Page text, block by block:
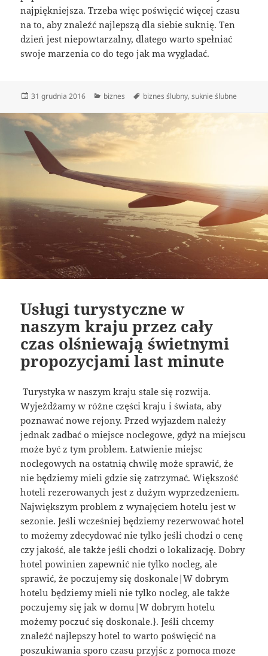
najpiękniejsza. Trzeba więc poświęcić więcej czasu
na to, aby znaleźć najlepszą dla siebie suknię. Ten
dzień jest niepowtarzalny, dlatego warto spełniać
swoje marzenia co do tego jak ma wygladać.
Data
31 grudnia 2016 Kategorie
biznes Tagi
biznes ślubny,suknie ślubne
Usługi turystyczne w
naszym kraju przez cały
czas olśniewają świetnymi
propozycjami last minute
Turystyka w naszym kraju stale się rozwija.
Wyjeżdżamy w różne części kraju i świata, aby
poznawać nowe rejony. Przed wyjazdem należy
jednak zadbać o miejsce noclegowe, gdyż na miejscu
może być z tym problem. Łatwienie miejsc
noclegowych na ostatnią chwilę może sprawić, że
nie będziemy mieli gdzie się zatrzymać. Większość
hoteli rezerowanych jest z dużym wyprzedzeniem.
Największym problem z wynajęciem hotelu jest w
sezonie. Jeśli wcześniej będziemy rezerwować hotel
to możemy zdecydować nie tylko jeśli chodzi o cenę
czy jakość, ale także jeśli chodzi o lokalizację. Dobry
hotel powinien zapewnić nie tylko nocleg, ale
sprawić, że poczujemy się doskonale|W dobrym
hotelu będziemy mieli nie tylko nocleg, ale także
poczujemy się jak w domu|W dobrym hotelu
możemy poczuć się doskonale.}. Jeśli chcemy
znaleźć najlepszy hotel to warto poświęcić na
poszukiwania sporo czasu przyjśc z pomoca moze